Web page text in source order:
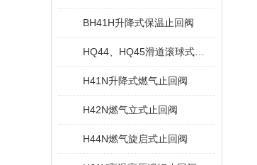
BH41H升降式保温止回阀
H41N升降式燃气止回阀
H42N燃气立式止回阀
H44N燃气旋启式止回阀